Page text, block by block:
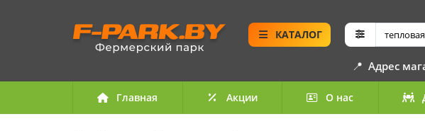
КАТАЛОГ
📍 Адрес
Главная Акции О нас